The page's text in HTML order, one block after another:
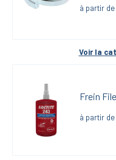
à partir de
Voir la
Frein
à partir de